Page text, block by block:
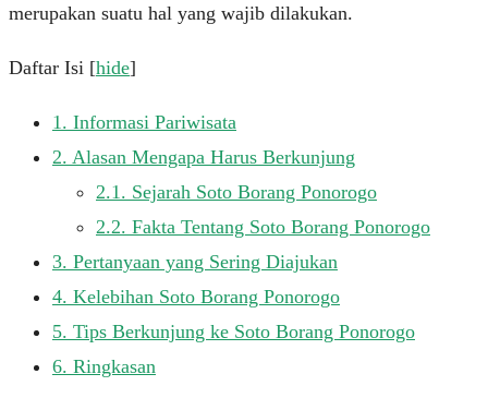
merupakan suatu hal yang wajib dilakukan.
Daftar Isi [hide]
1. Informasi Pariwisata
2. Alasan Mengapa Harus Berkunjung
2.1. Sejarah Soto Borang Ponorogo
2.2. Fakta Tentang Soto Borang Ponorogo
3. Pertanyaan yang Sering Diajukan
4. Kelebihan Soto Borang Ponorogo
5. Tips Berkunjung ke Soto Borang Ponorogo
6. Ringkasan